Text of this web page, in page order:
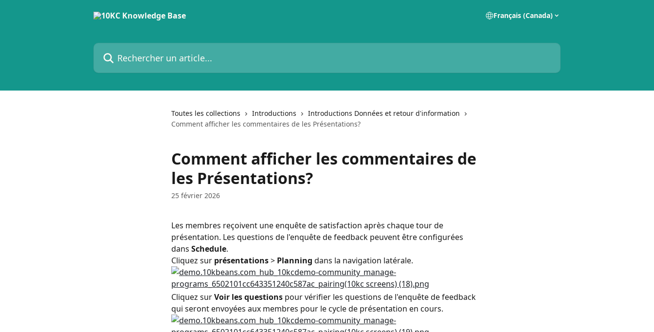
Français (Canada)
Rechercher un article...
Toutes les collections Introductions
Introductions Données et retour d'information
Comment afficher les commentaires de les Présentations?
Comment afficher les commentaires de
les Présentations?
25 février 2026
Les membres reçoivent une enquête de satisfaction après chaque tour de
présentation. Les questions de l'enquête de feedback peuvent être configurées
dans Schedule.
Cliquez sur présentations > Planning dans la navigation latérale.
Cliquez sur Voir les questions pour vérifier les questions de l'enquête de feedback
qui seront envoyées aux membres pour le cycle de présentation en cours.